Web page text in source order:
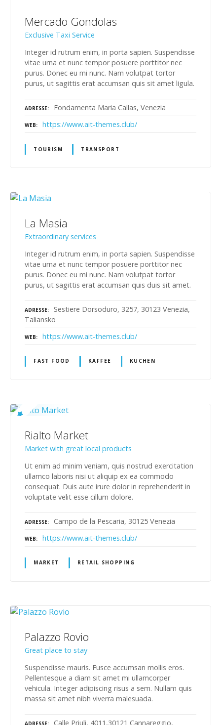
Mercado Gondolas
Exclusive Taxi Service
Integer id rutrum enim, in porta sapien. Suspendisse
vitae urna et nunc tempor posuere porttitor nec
purus. Donec eu mi nunc. Nam volutpat tortor
purus, ut sagittis erat accumsan quis sit amet ligula.
ADRESSE Fondamenta Maria Callas, Venezia
WEB https://www.ait-themes.club/
TOURISM TRANSPORT
La Masia
Extraordinary services
Integer id rutrum enim, in porta sapien. Suspendisse
vitae urna et nunc tempor posuere porttitor nec
purus. Donec eu mi nunc. Nam volutpat tortor
purus, ut sagittis erat accumsan quis duis sit amet.
ADRESSE
Sestiere Dorsoduro, 3257, 30123 Venezia,
Taliansko
WEB https://www.ait-themes.club/
FAST FOOD KAFFEE KUCHEN
Rialto Market
Market with great local products
Ut enim ad minim veniam, quis nostrud exercitation
ullamco laboris nisi ut aliquip ex ea commodo
consequat. Duis aute irure dolor in reprehenderit in
voluptate velit esse cillum dolore.
ADRESSE Campo de la Pescaria, 30125 Venezia
WEB https://www.ait-themes.club/
MARKET RETAIL SHOPPING
Palazzo Rovio
Great place to stay
Suspendisse mauris. Fusce accumsan mollis eros.
Pellentesque a diam sit amet mi ullamcorper
vehicula. Integer adipiscing risus a sem. Nullam quis
massa sit amet nibh viverra malesuada.
Calle Priuli, 4011,30121 Cannareggio,